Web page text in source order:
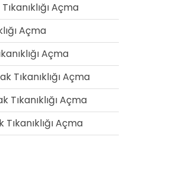
Açma
Açma
Açma
Tıkanıklığı Açma
Tıkanıklığı Açma
Açma